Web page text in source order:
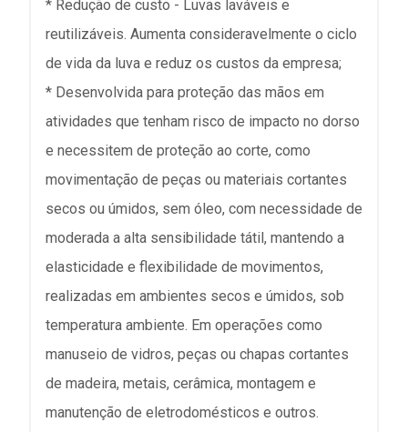
* Redução de custo - Luvas laváveis e
reutilizáveis. Aumenta consideravelmente o ciclo
de vida da luva e reduz os custos da empresa;
* Desenvolvida para proteção das mãos em
atividades que tenham risco de impacto no dorso
e necessitem de proteção ao corte, como
movimentação de peças ou materiais cortantes
secos ou úmidos, sem óleo, com necessidade de
moderada a alta sensibilidade tátil, mantendo a
elasticidade e flexibilidade de movimentos,
realizadas em ambientes secos e úmidos, sob
temperatura ambiente. Em operações como
manuseio de vidros, peças ou chapas cortantes
de madeira, metais, cerâmica, montagem e
manutenção de eletrodomésticos e outros.